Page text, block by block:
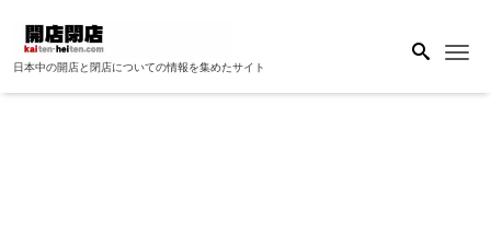
日本中の開店と閉店についての情報を集めたサイト